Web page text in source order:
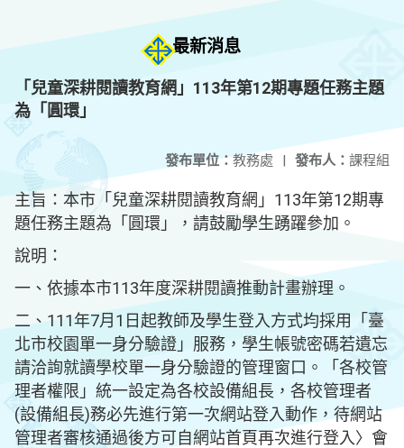
最新消息
「兒童深耕閱讀教育網」113年第12期專題任務主題
為「圓環」
發布人： 課程組
發布單位：教務處 |
主旨：本市「兒童深耕閱讀教育網」113年第12期專
題任務主題為「圓環」，請鼓勵學生踴躍參加。
說明：
一、依據本市113年度深耕閱讀推動計畫辦理。
二、111年7月1日起教師及學生登入方式均採用「臺
北市校園單一身分驗證」服務，學生帳號密碼若遺忘
請洽詢就讀學校單一身分驗證的管理窗口。「各校管
理者權限」統一設定為各校設備組長，各校管理者
(設備組長)務必先進行第一次網站登入動作，待網站
管理者審核通過後方可自網站首頁再次進行登入〉會